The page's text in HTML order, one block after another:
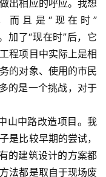
出相应的呼应。我想
而且是“现在时”
加了“现在时”后，它
程项目中实际上是相
的对象、使用的市民
的是一个挑战，对于
山中路改造项目。我
是比较早期的尝试，
的建筑设计的方案都
法都是取自于现场废